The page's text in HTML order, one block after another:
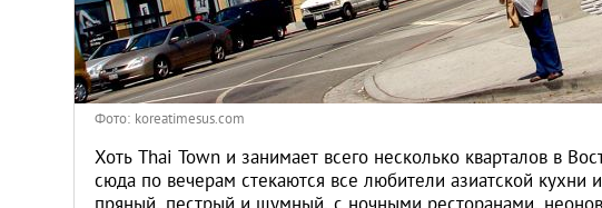
Паттайя
Пхукет
Санкт-Петербург
Фото: koreatimesus.com
Хоть Thai Town и занимает всего несколько кварталов в
сюда по вечерам стекаются все любители азиатской кухни